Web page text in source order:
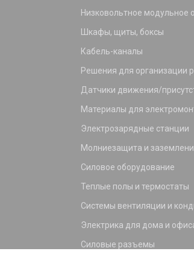
Низковольтное модульное
Шкафы, щиты, боксы
Кабель-каналы
Решения для организации
Датчики движения/
Материалы для
Электрозарядные станции
Молниезащита и
Силовое оборудование
Теплые полы и термостаты
Системы вентиляции и
Электрика для дома и
Силовые разъемы